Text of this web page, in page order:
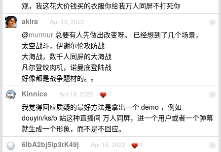
观，我这花大价钱买的衣服你给我万人同屏不打死你
3
akira Apr 18, 2022
@murmur 总要有人先做出改变呀。 已经想到了几个场景，
太空战斗，伊谢尔伦攻防战
大海战，数千人同屏的大海战
凡尔登绞肉机，诺曼底登陆战
好像都是战争题材的。。
4
Kinnice Apr 18, 2022 7
我觉得回应质疑的最好方法是拿出一个 demo ，例如
douyin/ks/b 站这种直播间 万人同屏，进一个用户或者一个弹幕
就生成一个形象，而不是不回应。
5
6IbA2bj5ip3tK49j Apr 18, 2022 1